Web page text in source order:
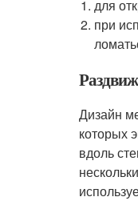
для
при
Дизайн
которых
вдоль